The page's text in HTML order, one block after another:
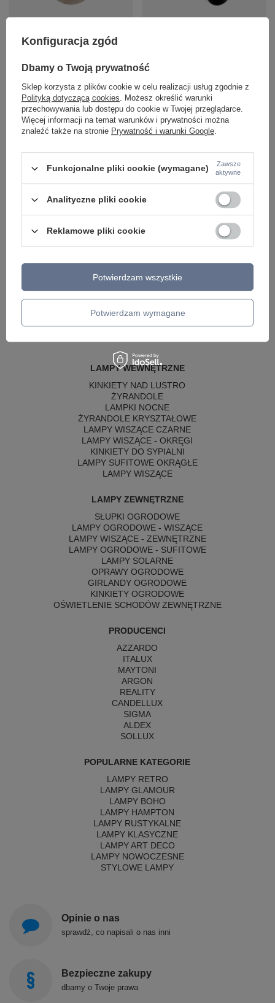
Okrągły kinkiet z kremowego
trawertynu + szklana kula Maxlight
260,00 zł / szt.
234,00 zł
LAMPY WEWNĘTRZNE
KINKIETY NAD LUSTRO
ŻYRANDOLE
LAMPKI NOCNE
ŻYRANDOLE KRYSZTAŁOWE
LAMPY WISZĄCE CZARNE
LAMPY WISZĄCE - OKRĘGI
KINKIETY DO SYPIALNI
LAMPY SUFITOWE OKRĄGŁE
LAMPY WISZĄCE
LAMPY ZEWNĘTRZNE
SŁUPKI OGRODOWE
LAMPY OGRODOWE - WISZĄCE
LAMPY WISZĄCE - ZEWNĘTRZNE
LAMPY OGRODOWE - SUFITOWE
LAMPY SOLARNE
OPRAWY OGRODOWE
GIRLANDY OGRODOWE
KINKIETY OGRODOWE
OŚWIETLENIE SCHODÓW ZEWNĘTRZNE
PRODUCENCI
AZZARDO
ITALUX
MAYTONI
ARGON
REALITY
CANDELLUX
SIGMA
ALDEX
SOLLUX
POPULARNE KATEGORIE
LAMPY RETRO
LAMPY GLAMOUR
LAMPY BOHO
LAMPY HAMPTON
LAMPY RUSTYKALNE
LAMPY KLASYCZNE
LAMPY ART DECO
LAMPY NOWOCZESNE
STYLOWE LAMPY
Opinie o nas
sprawdź, co napisali o nas inni
Bezpieczne zakupy
dbamy o Twoje prawa
Konfiguracja zgód
Dbamy o Twoją prywatność
Sklep korzysta z plików cookie w celu realizacji usług zgodnie z
Polityką dotyczącą cookies. Możesz określić warunki
przechowywania lub dostępu do cookie w Twojej przeglądarce.
Więcej informacji na temat warunków i prywatności można
znaleźć także na stronie Prywatność i warunki Google.
Funkcjonalne pliki cookie (wymagane)
Zawsze
aktywne
Analityczne pliki cookie
Reklamowe pliki cookie
Potwierdzam wymagane
Potwierdzam wszystkie